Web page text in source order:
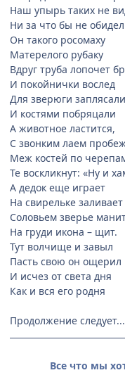
Наш упырь таких не
Ни за что бы не обидел
Он такого росомаху
Матерелого рубаку
Вдруг труба лопочет
И покойнички вослед
Для зверюги заплясали
И костями побряцали
А животное ластится,
С звонким лаем
Меж костей по
Те воскликнут: «Ну и
А дедок еще играет
На свирельке заливает
Соловьем зверье
На груди икона – щит.
Тут волчище и завыл
Пасть свою он ощерил
И исчез от света дня
Как и вся его родня
Продолжение следует...
Все что мы